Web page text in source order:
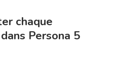
chaque
Persona 5